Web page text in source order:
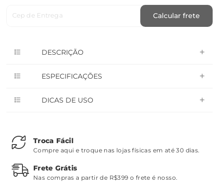
Cep de Entrega Calcular frete
DESCRIÇÃO
ESPECIFICAÇÕES
DICAS DE USO
Troca Fácil
Compre aqui e troque nas lojas físicas em até 30 dias.
Frete Grátis
Nas compras a partir de R$399 o frete é nosso.